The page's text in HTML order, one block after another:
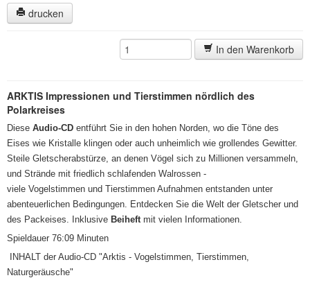
drucken
In den Warenkorb
ARKTIS Impressionen und Tierstimmen nördlich des
Polarkreises
Diese Audio-CD entführt Sie in den hohen Norden, wo die Töne des
Eises wie Kristalle klingen oder auch unheimlich wie grollendes Gewitter.
Steile Gletscherabstürze, an denen Vögel sich zu Millionen versammeln,
und Strände mit friedlich schlafenden Walrossen -
viele Vogelstimmen und Tierstimmen Aufnahmen entstanden unter
abenteuerlichen Bedingungen. Entdecken Sie die Welt der Gletscher und
des Packeises. Inklusive Beiheftmit vielen Informationen.
Spieldauer 76:09 Minuten
INHALT der Audio-CD "Arktis - Vogelstimmen, Tierstimmen,
Naturgeräusche"